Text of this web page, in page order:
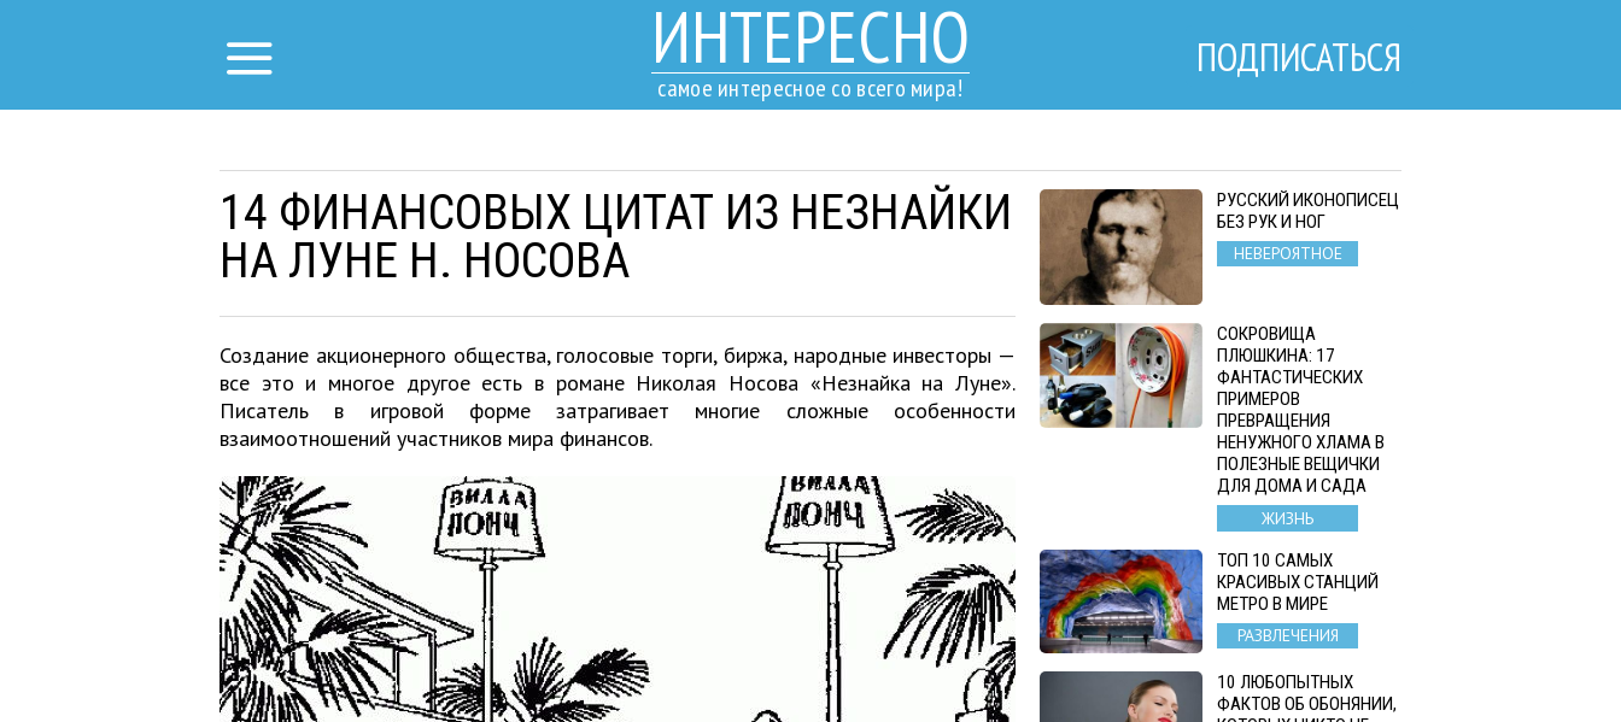
ИНТЕРЕСНО
самое интересное со всего мира!
ПОДПИСАТЬСЯ
14 ФИНАНСОВЫХ ЦИТАТ ИЗ НЕЗНАЙКИ
НА ЛУНЕ Н. НОСОВА
Создание акционерного общества, голосовые торги, биржа, народные инвесторы —
все это и многое другое есть в романе Николая Носова «Незнайка на Луне».
Писатель в игровой форме затрагивает многие сложные особенности
взаимоотношений участников мира финансов.
РУССКИЙ ИКОНОПИСЕЦ
БЕЗ РУК И НОГ
НЕВЕРОЯТНОЕ
СОКРОВИЩА
ПЛЮШКИНА: 17
ФАНТАСТИЧЕСКИХ
ПРИМЕРОВ
ПРЕВРАЩЕНИЯ
НЕНУЖНОГО ХЛАМА В
ПОЛЕЗНЫЕ ВЕЩИЧКИ
ДЛЯ ДОМА И САДА
ЖИЗНЬ
ТОП 10 САМЫХ
КРАСИВЫХ СТАНЦИЙ
МЕТРО В МИРЕ
РАЗВЛЕЧЕНИЯ
10 ЛЮБОПЫТНЫХ
ФАКТОВ ОБ ОБОНЯНИИ,